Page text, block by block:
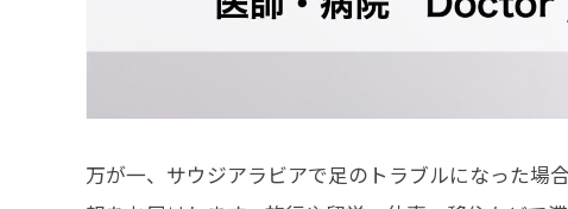
万が一、サウジアラビアで足のトラブルになった場